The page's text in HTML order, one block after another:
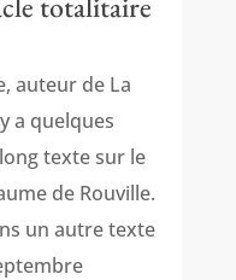
auteur de La
a quelques
texte sur le
de Rouville.
un autre texte